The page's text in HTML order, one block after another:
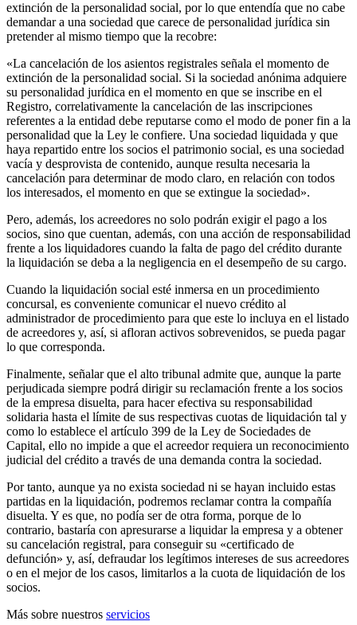
extinción de la personalidad social, por lo que entendía que no cabe
demandar a una sociedad que carece de personalidad jurídica sin
pretender al mismo tiempo que la recobre:
«La cancelación de los asientos registrales señala el momento de
extinción de la personalidad social. Si la sociedad anónima adquiere
su personalidad jurídica en el momento en que se inscribe en el
Registro, correlativamente la cancelación de las inscripciones
referentes a la entidad debe reputarse como el modo de poner fin a la
personalidad que la Ley le confiere. Una sociedad liquidada y que
haya repartido entre los socios el patrimonio social, es una sociedad
vacía y desprovista de contenido, aunque resulta necesaria la
cancelación para determinar de modo claro, en relación con todos
los interesados, el momento en que se extingue la sociedad».
Pero, además, los acreedores no solo podrán exigir el pago a los
socios, sino que cuentan, además, con una acción de responsabilidad
frente a los liquidadores cuando la falta de pago del crédito durante
la liquidación se deba a la negligencia en el desempeño de su cargo.
Cuando la liquidación social esté inmersa en un procedimiento
concursal, es conveniente comunicar el nuevo crédito al
administrador de procedimiento para que este lo incluya en el listado
de acreedores y, así, si afloran activos sobrevenidos, se pueda pagar
lo que corresponda.
Finalmente, señalar que el alto tribunal admite que, aunque la parte
perjudicada siempre podrá dirigir su reclamación frente a los socios
de la empresa disuelta, para hacer efectiva su responsabilidad
solidaria hasta el límite de sus respectivas cuotas de liquidación tal y
como lo establece el artículo 399 de la Ley de Sociedades de
Capital, ello no impide a que el acreedor requiera un reconocimiento
judicial del crédito a través de una demanda contra la sociedad.
Por tanto, aunque ya no exista sociedad ni se hayan incluido estas
partidas en la liquidación, podremos reclamar contra la compañía
disuelta. Y es que, no podía ser de otra forma, porque de lo
contrario, bastaría con apresurarse a liquidar la empresa y a obtener
su cancelación registral, para conseguir su «certificado de
defunción» y, así, defraudar los legítimos intereses de sus acreedores
o en el mejor de los casos, limitarlos a la cuota de liquidación de los
socios.
Más sobre nuestros servicios